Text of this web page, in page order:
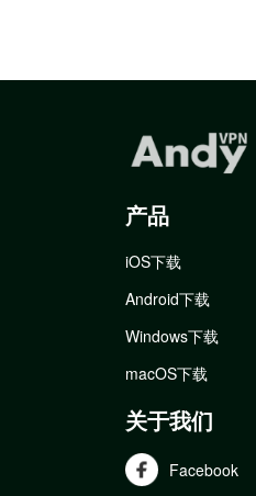
产品
iOS下载
Android下载
Windows下载
macOS下载
关于我们
Facebook